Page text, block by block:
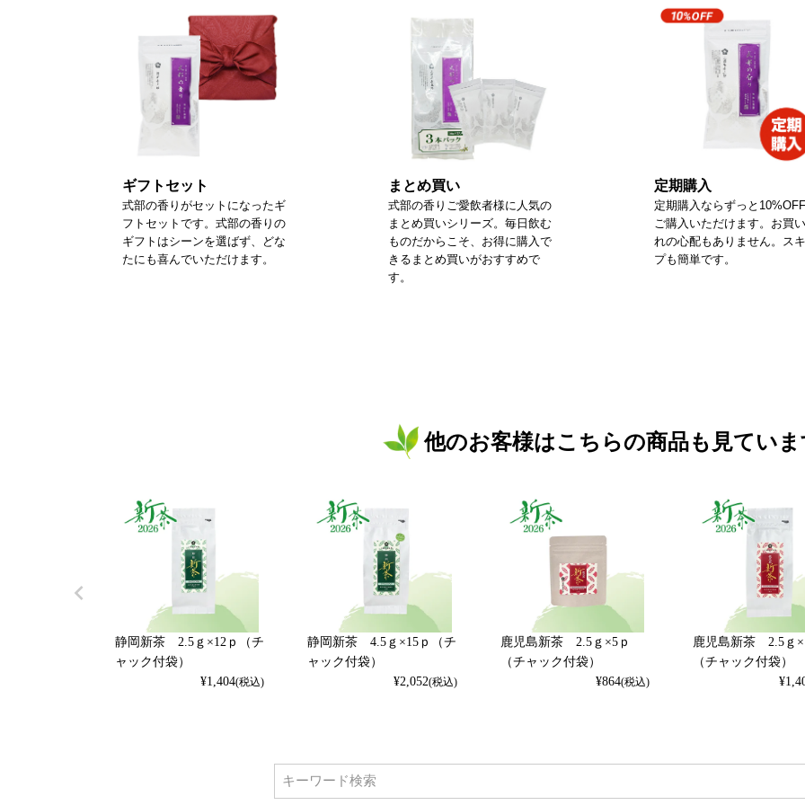
ギフトセット
式部の香りがセットになったギ
フトセットです。式部の香りの
ギフトはシーンを選ばず、どな
たにも喜んでいただけます。
まとめ買い
式部の香りご愛飲者様に人気の
まとめ買いシリーズ。毎日飲む
ものだからこそ、お得に購入で
きるまとめ買いがおすすめで
す。
定期購入
定期購入ならずっと
ご購入いただけます。お買
れの心配もありません。ス
プも簡単です。
他のお客様はこちらの商品も見ていま
静岡新茶 2.5ｇ×12ｐ（チ
ャック付袋）
¥1,404(税込)
静岡新茶 4.5ｇ×15ｐ（チ
ャック付袋）
¥2,052(税込)
鹿児島新茶 2.5ｇ×5ｐ
（チャック付袋）
¥864(税込)
鹿児島新茶 2.5ｇ
（チャック付袋）
¥